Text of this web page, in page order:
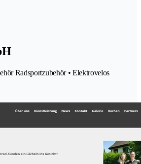
Radsportzubehör • Elektrovelos